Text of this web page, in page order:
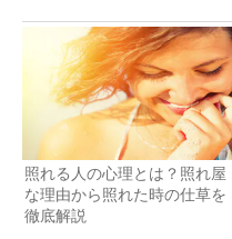
照れる人の心理とは？照れ屋
な理由から照れた時の仕草を
徹底解説